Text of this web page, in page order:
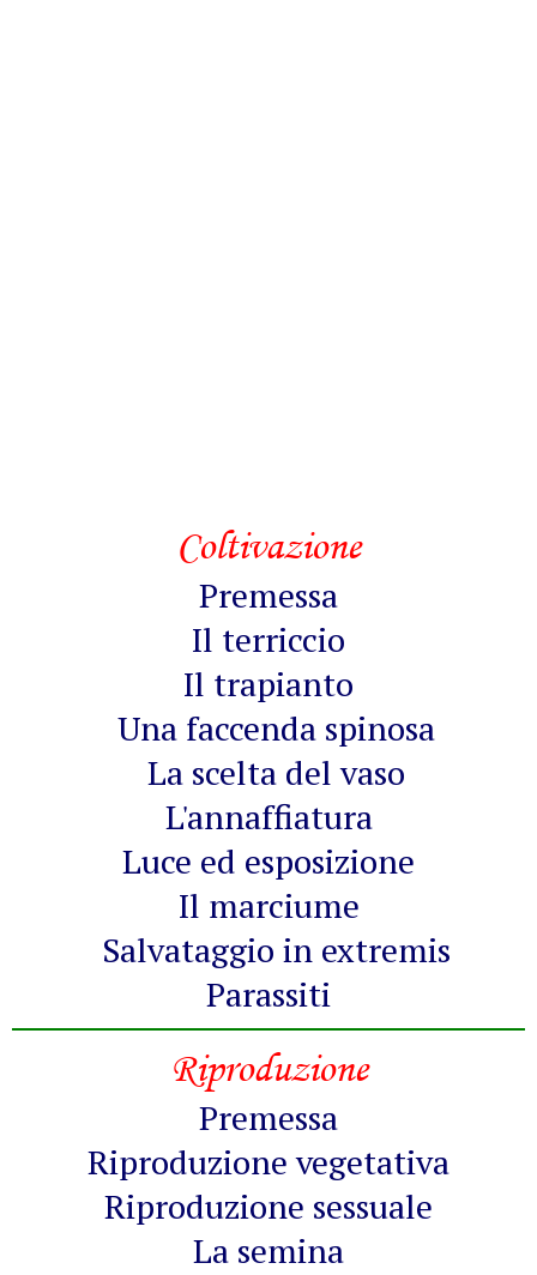
Coltivazione
Premessa
Il terriccio
Il trapianto
Una faccenda spinosa
La scelta del vaso
L'annaffiatura
Luce ed esposizione
Il marciume
Salvataggio in extremis
Parassiti
Riproduzione
Premessa
Riproduzione vegetativa
Riproduzione sessuale
La semina